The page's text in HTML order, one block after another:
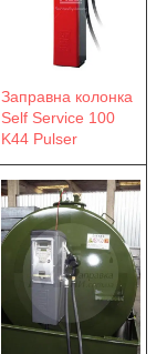
Заправна колонка
Self Service 100
K44 Pulser